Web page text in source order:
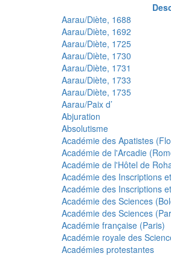
Aarau/Diète, 1688
Aarau/Diète, 1692
Aarau/Diète, 1725
Aarau/Diète, 1730
Aarau/Diète, 1731
Aarau/Diète, 1733
Aarau/Diète, 1735
Aarau/Paix d’
Abjuration
Absolutisme
Académie des Apatistes
Académie de l'Arcadie
Académie de l'Hôtel de
Académie des Inscriptions
Académie des Inscriptions
Académie des Sciences
Académie des Sciences
Académie française (Paris)
Académie royale des
Académies protestantes